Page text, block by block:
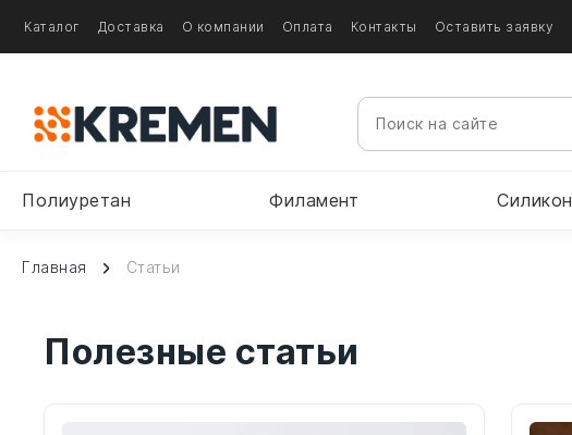
Каталог Доставка О компании Оплата Контакты Оставить заявку
Полиуретан Филамент Силикон
Главная Статьи
Полезные статьи